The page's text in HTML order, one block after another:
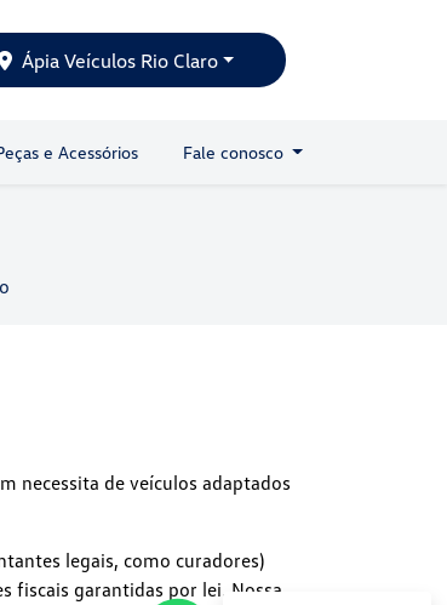
Ápia Veículos Rio Claro
e Acessórios Fale conosco
necessita de veículos adaptados
legais, como curadores)
fiscais garantidas por lei. Nossa